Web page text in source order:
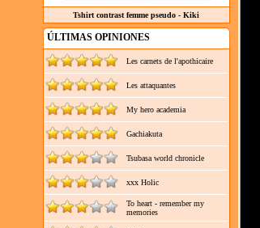
Tshirt contrast femme pseudo - Kiki
ÚLTIMAS OPINIONES
Les carnets de l'apothicaire
Les attaquantes
My hero academia
Gachiakuta
Tsubasa world chronicle
xxx Holic
To heart - remember my
memories